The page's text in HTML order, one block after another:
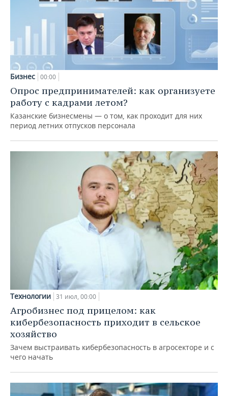
Бизнес 00:00
Опрос предпринимателей: как организуете
работу с кадрами летом?
Казанские бизнесмены — о том, как проходит для них
период летних отпусков персонала
Технологии 31 июл, 00:00
Агробизнес под прицелом: как
кибербезопасность приходит в сельское
хозяйство
Зачем выстраивать кибербезопасность в агросекторе и с
чего начать